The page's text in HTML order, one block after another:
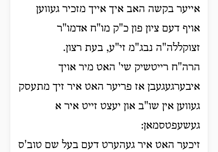
אייער בקשה האב איך אייך מזכיר געווען
אויף דעם ציון פון כ"ק מו"ח אדמו"ר
זצוקללה"ה נבג"מ זי"ע, בעת רצון.
הרה"ח רייטשיק שי' האט מיר אויך
איבערגעגעבן אז פריער האט איר זיך מתעסק
געווען אין שו"ב און יעצט זייט איר א
געשעפטסמאן:
זיכער האט איר געהערט דעם בעל שם טוב'ס